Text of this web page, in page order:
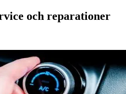
och reparationer